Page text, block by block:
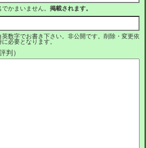
でかまいません。 掲載されます。
英数字でお書き下さい。非公開です。削除・変更依
に必要となります。
判）